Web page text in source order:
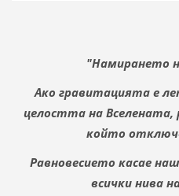
"Намирането
Ако гравитацията е
целостта на
който
Равновесието касае
всички нива